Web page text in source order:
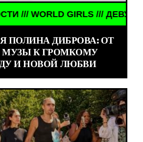
GIRLS /// ДЕВУШКИ
ПОЛИНА ДИБРОВА: ОТ
К ГРОМКОМУ
И НОВОЙ ЛЮБВИ